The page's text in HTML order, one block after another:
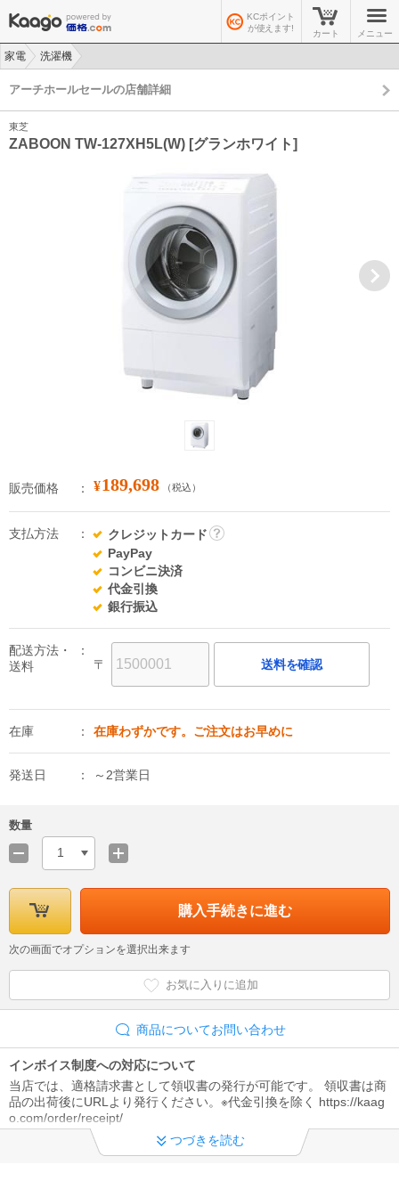
KCポイント
が使えます!
カート メニュー
家電
洗濯機
アーチホールセールの店舗詳細
東芝
ZABOON TW-127XH5L(W) [グランホワイト]
販売価格 ¥189,698 （税込）
支払方法
クレジットカード
PayPay
コンビニ決済
代金引換
銀行振込
配送方法・
送料
〒 送料を確認
在庫 在庫わずかです。ご注文はお早めに
発送日 ～2営業日
数量
1
購入手続きに進む
次の画面でオプションを選択出来ます
お気に入りに追加
商品についてお問い合わせ
インボイス制度への対応について
当店では、適格請求書として領収書の発行が可能です。 領収書は商
品の出荷後にURLより発行ください。※代金引換を除く https://kaag
o.com/order/receipt/
つづきを読む